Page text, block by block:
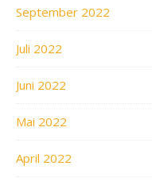
September 2022
Juli 2022
Juni 2022
Mai 2022
April 2022